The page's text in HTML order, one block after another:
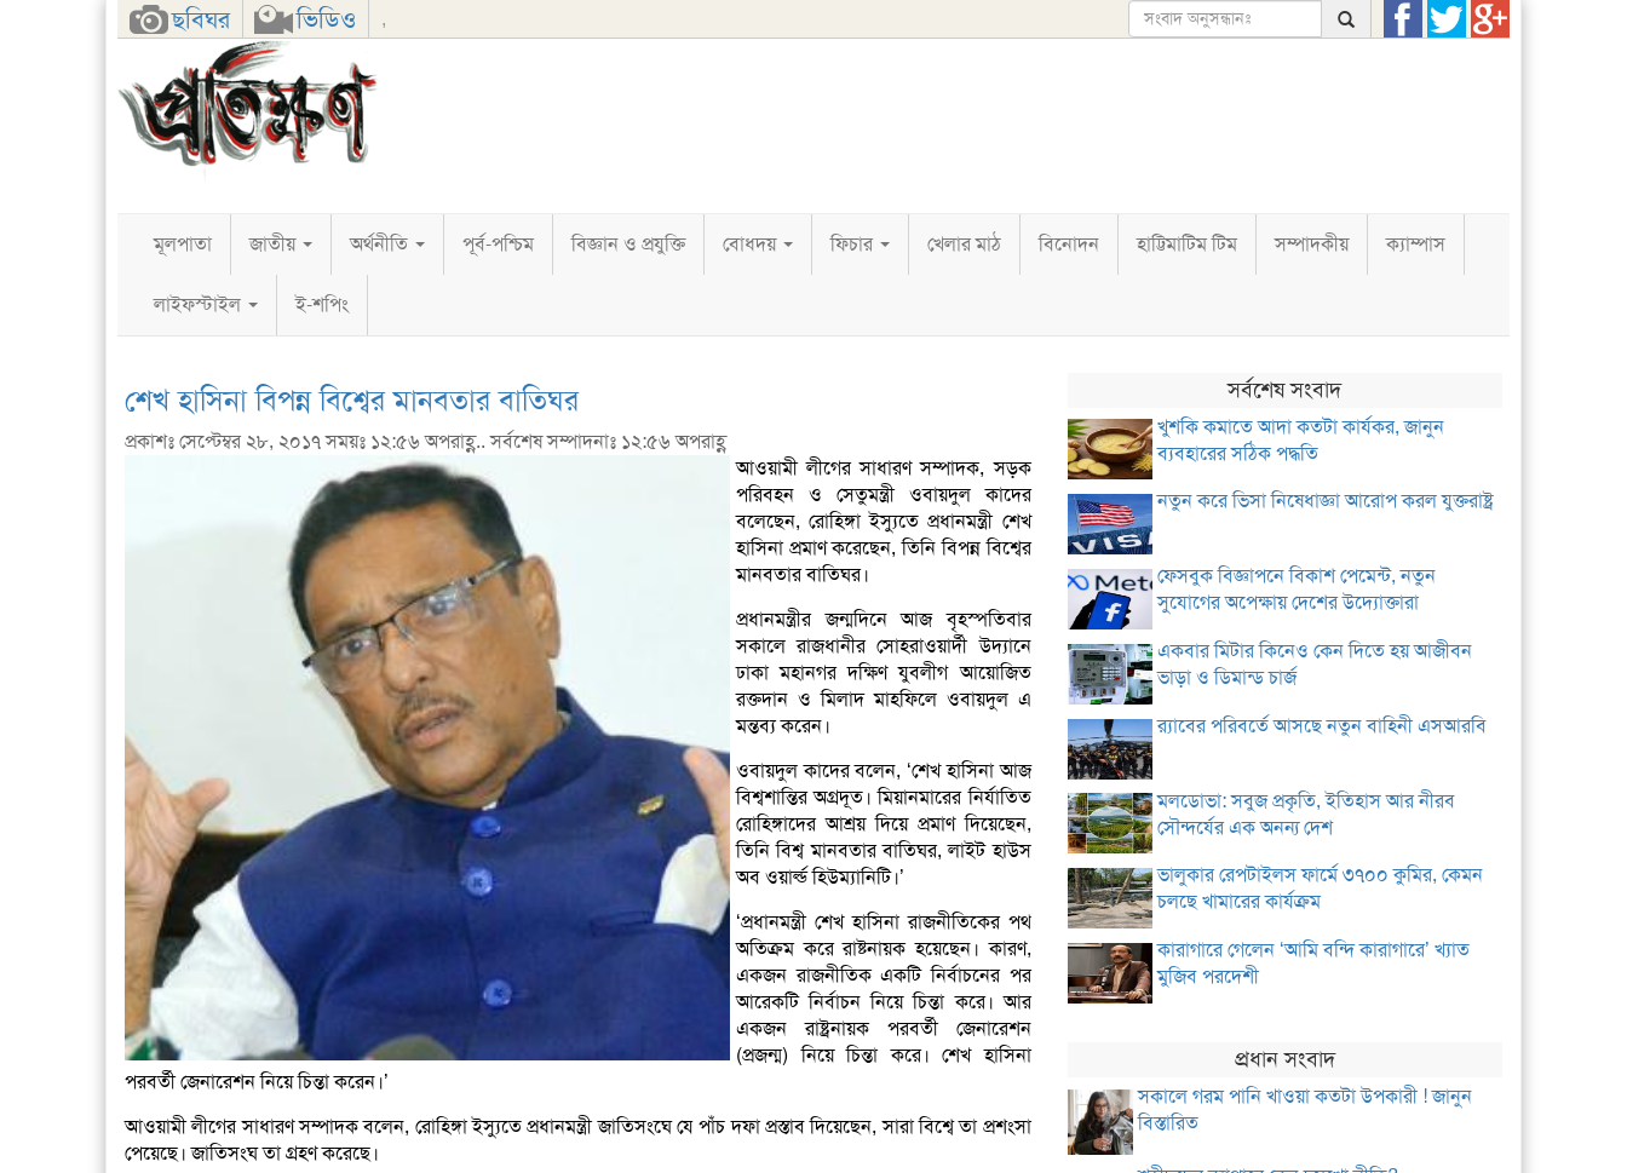
ছবিঘর ভিডিও ,
FacebookTwitterGoogle+
মূলপাতা জাতীয় অর্থনীতি পূর্ব-পশ্চিম বিজ্ঞান ও প্রযুক্তি বোধদয় ফিচার খেলার মাঠ বিনোদন হাট্টিমাটিম টিম সম্পাদকীয় ক্যাম্পাস
লাইফস্টাইল ই-শপিং
শেখ হাসিনা বিপন্ন বিশ্বের মানবতার বাতিঘর
প্রকাশঃ সেপ্টেম্বর ২৮, ২০১৭ সময়ঃ ১২:৫৬ অপরাহ্ণ.. সর্বশেষ সম্পাদনাঃ ১২:৫৬ অপরাহ্ণ
আওয়ামী লীগের সাধারণ সম্পাদক, সড়ক
পরিবহন ও সেতুমন্ত্রী ওবায়দুল কাদের
বলেছেন, রোহিঙ্গা ইস্যুতে প্রধানমন্ত্রী শেখ
হাসিনা প্রমাণ করেছেন, তিনি বিপন্ন বিশ্বের
মানবতার বাতিঘর।
প্রধানমন্ত্রীর জন্মদিনে আজ বৃহস্পতিবার
সকালে রাজধানীর সোহরাওয়ার্দী উদ্যানে
ঢাকা মহানগর দক্ষিণ যুবলীগ আয়োজিত
রক্তদান ও মিলাদ মাহফিলে ওবায়দুল এ
মন্তব্য করেন।
ওবায়দুল কাদের বলেন, ‘শেখ হাসিনা আজ
বিশ্বশান্তির অগ্রদূত। মিয়ানমারের নির্যাতিত
রোহিঙ্গাদের আশ্রয় দিয়ে প্রমাণ দিয়েছেন,
তিনি বিশ্ব মানবতার বাতিঘর, লাইট হাউস
অব ওয়ার্ল্ড হিউম্যানিটি।’
‘প্রধানমন্ত্রী শেখ হাসিনা রাজনীতিকের পথ
অতিক্রম করে রাষ্টনায়ক হয়েছেন। কারণ,
একজন রাজনীতিক একটি নির্বাচনের পর
আরেকটি নির্বাচন নিয়ে চিন্তা করে। আর
একজন রাষ্ট্রনায়ক পরবর্তী জেনারেশন
(প্রজন্ম) নিয়ে চিন্তা করে। শেখ হাসিনা
পরবর্তী জেনারেশন নিয়ে চিন্তা করেন।’
আওয়ামী লীগের সাধারণ সম্পাদক বলেন, রোহিঙ্গা ইস্যুতে প্রধানমন্ত্রী জাতিসংঘে যে পাঁচ দফা প্রস্তাব দিয়েছেন, সারা বিশ্বে তা প্রশংসা
পেয়েছে। জাতিসংঘ তা গ্রহণ করেছে।
সর্বশেষ সংবাদ
খুশকি কমাতে আদা কতটা কার্যকর, জানুন
ব্যবহারের সঠিক পদ্ধতি
নতুন করে ভিসা নিষেধাজ্ঞা আরোপ করল যুক্তরাষ্ট্র
ফেসবুক বিজ্ঞাপনে বিকাশ পেমেন্ট, নতুন
সুযোগের অপেক্ষায় দেশের উদ্যোক্তারা
একবার মিটার কিনেও কেন দিতে হয় আজীবন
ভাড়া ও ডিমান্ড চার্জ
র‌্যাবের পরিবর্তে আসছে নতুন বাহিনী এসআরবি
মলডোভা: সবুজ প্রকৃতি, ইতিহাস আর নীরব
সৌন্দর্যের এক অনন্য দেশ
ভালুকার রেপটাইলস ফার্মে ৩৭০০ কুমির, কেমন
চলছে খামারের কার্যক্রম
কারাগারে গেলেন ‘আমি বন্দি কারাগারে’ খ্যাত
মুজিব পরদেশী
প্রধান সংবাদ
সকালে গরম পানি খাওয়া কতটা উপকারী ! জানুন
বিস্তারিত